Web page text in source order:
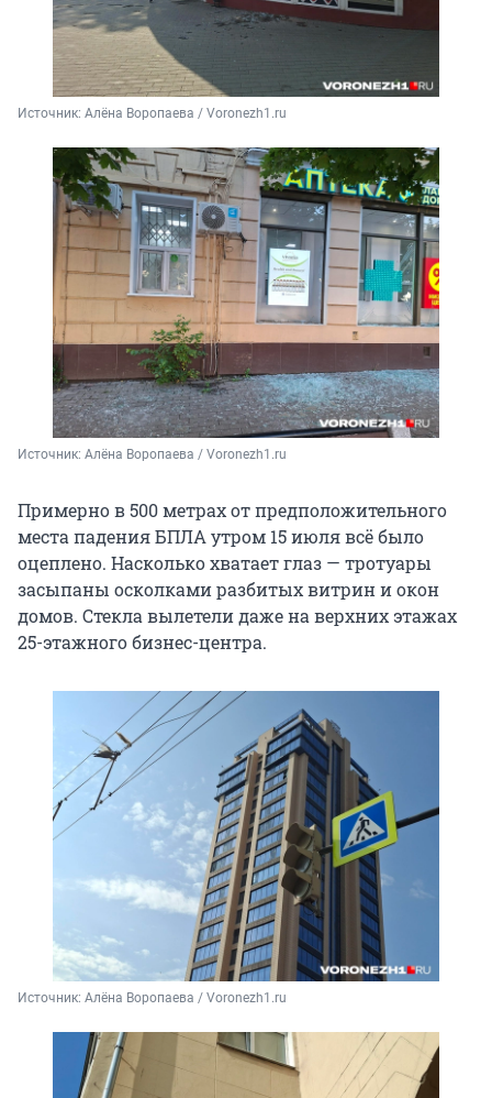
Источник: Алёна Воропаева / Voronezh1.ru
Источник: Алёна Воропаева / Voronezh1.ru
Примерно в 500 метрах от предположительного
места падения БПЛА утром 15 июля всë было
оцеплено. Насколько хватает глаз — тротуары
засыпаны осколками разбитых витрин и окон
домов. Стекла вылетели даже на верхних этажах
25-этажного бизнес-центра.
Источник: Алёна Воропаева / Voronezh1.ru